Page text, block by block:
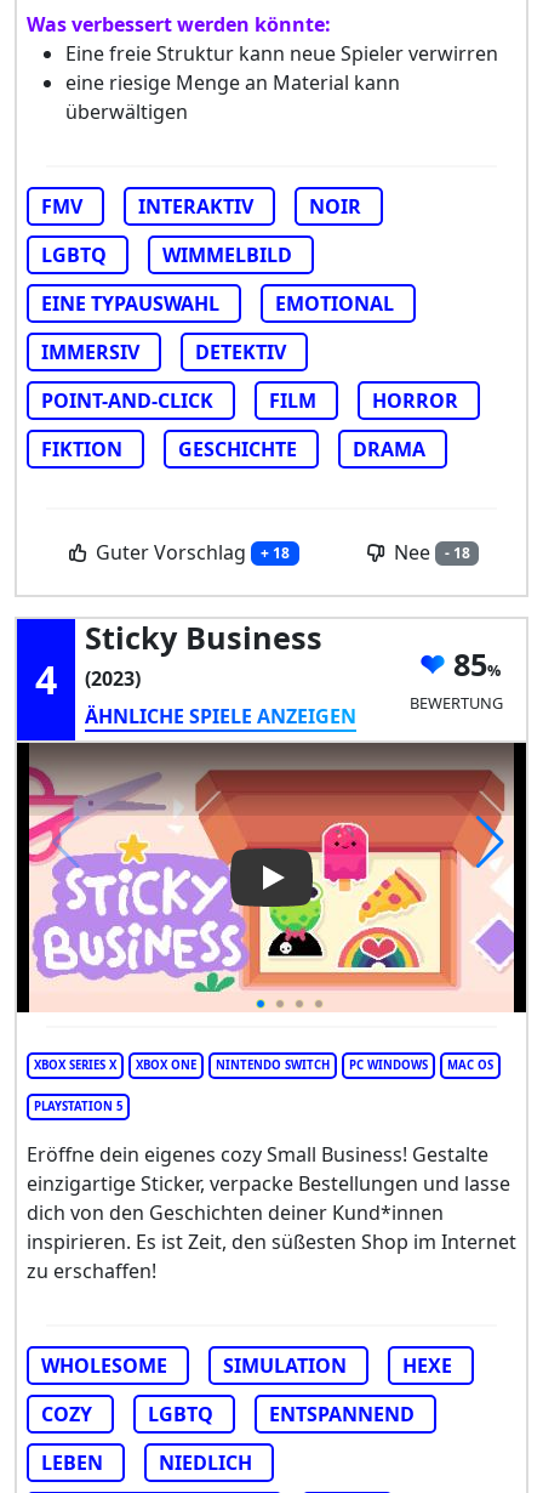
Was verbessert werden könnte:
Eine freie Struktur kann neue Spieler verwirren
eine riesige Menge an Material kann
überwältigen
FMV INTERAKTIV
NOIR
LGBTQ
WIMMELBILD
EINE TYPAUSWAHL
EMOTIONAL
IMMERSIV
DETEKTIV
POINT-AND-CLICK
FILM
HORROR
FIKTION
GESCHICHTE DRAMA
Guter Vorschlag + 18 Nee - 18
4
Sticky Business
(2023)
ÄHNLICHE SPIELE ANZEIGEN
85
BEWERTUNG
Play Video: Sticky Business
XBOX SERIES X XBOX ONE NINTENDO SWITCH PC WINDOWS MAC OS
PLAYSTATION 5
Eröffne dein eigenes cozy Small Business! Gestalte
einzigartige Sticker, verpacke Bestellungen und lasse
dich von den Geschichten deiner Kund*innen
inspirieren. Es ist Zeit, den süßesten Shop im Internet
zu erschaffen!
WHOLESOME SIMULATION
HEXE
COZY
LGBTQ
ENTSPANNEND
LEBEN
NIEDLICH